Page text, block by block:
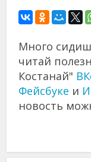
Много
читай
Костанай"
Фейсбуке и
новость